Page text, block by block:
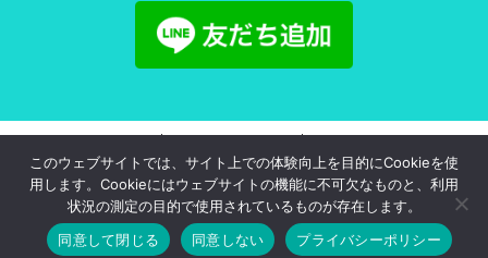
© 2020-2026juliajapan.Inc.All Rights Reserved.
このサイトはreCAPTCHAによって保護されており、Googleの
プライバシー
ポリシーと利用規約 が適用されます。
このウェブサイトでは、サイト上での体験向上を目的にCookieを使
用します。Cookieにはウェブサイトの機能に不可欠なものと、利用
状況の測定の目的で使用されているものが存在します。
同意して閉じる
同意しない プライバシーポリシー